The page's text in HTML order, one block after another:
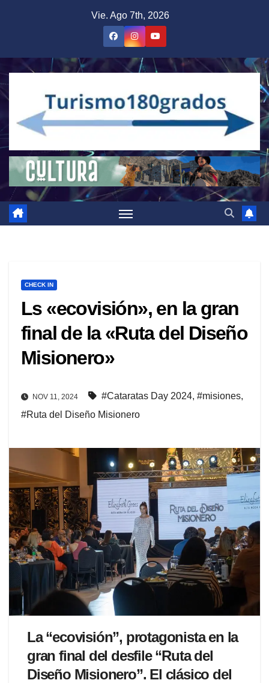
Vie. Ago 7th, 2026
CHECK IN
Ls «ecovisión», en la gran
final de la «Ruta del Diseño
Misionero»
NOV 11, 2024 #Cataratas Day 2024, #misiones,
#Ruta del Diseño Misionero
La “ecovisión”, protagonista en la
gran final del desfile “Ruta del
Diseño Misionero”. El clásico del